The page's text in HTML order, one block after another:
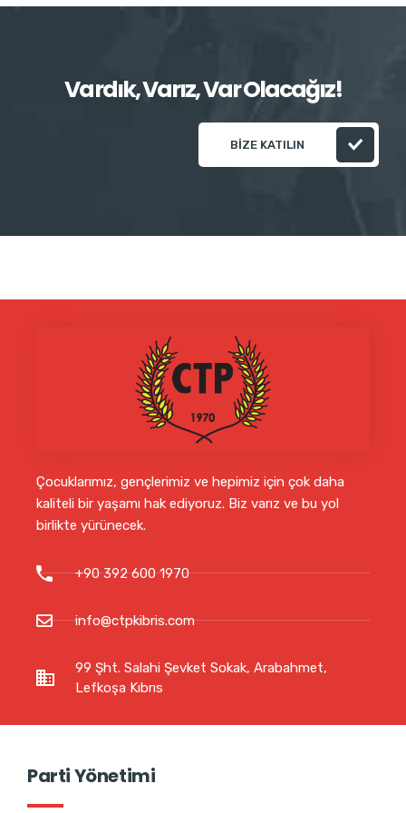
Vardık, Varız, Var Olacağız!
BIZE KATILIN
Çocuklarımız, gençlerimiz ve hepimiz için çok daha
kaliteli bir yaşamı hak ediyoruz. Biz varız ve bu yol
birlikte yürünecek.
+90 392 600 1970
info@ctpkibris.com
99 Şht. Salahi Şevket Sokak, Arabahmet,
Lefkoşa Kıbrıs
Parti Yönetimi